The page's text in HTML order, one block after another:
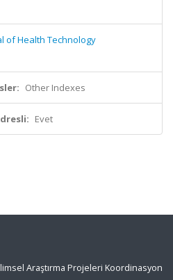
of Health Technology
Other Indexes
Evet
Araştırma Projeleri Koordinasyon